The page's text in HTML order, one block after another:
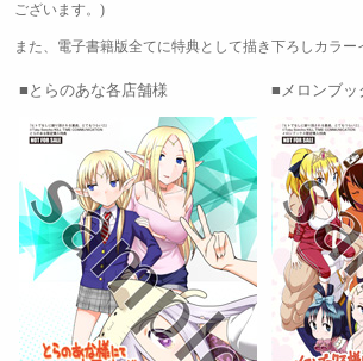
ございます。)
また、電子書籍版全てに特典として描き下ろしカラー
とらのあな各店舗様 メロンブ